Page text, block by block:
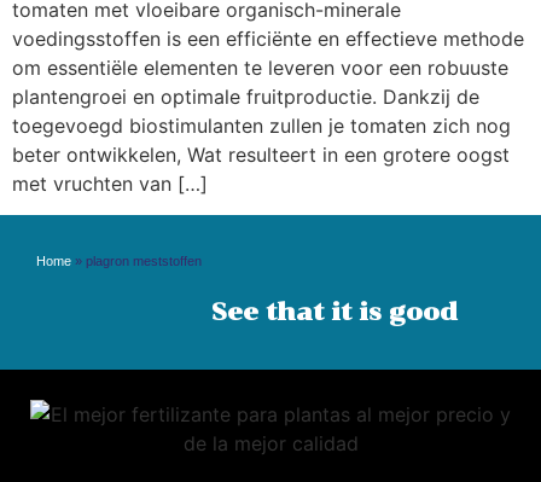
tomaten met vloeibare organisch-minerale
voedingsstoffen is een efficiënte en effectieve methode
om essentiële elementen te leveren voor een robuuste
plantengroei en optimale fruitproductie. Dankzij de
toegevoegd biostimulanten zullen je tomaten zich nog
beter ontwikkelen, Wat resulteert in een grotere oogst
met vruchten van […]
Home » plagron meststoffen
See that it is good